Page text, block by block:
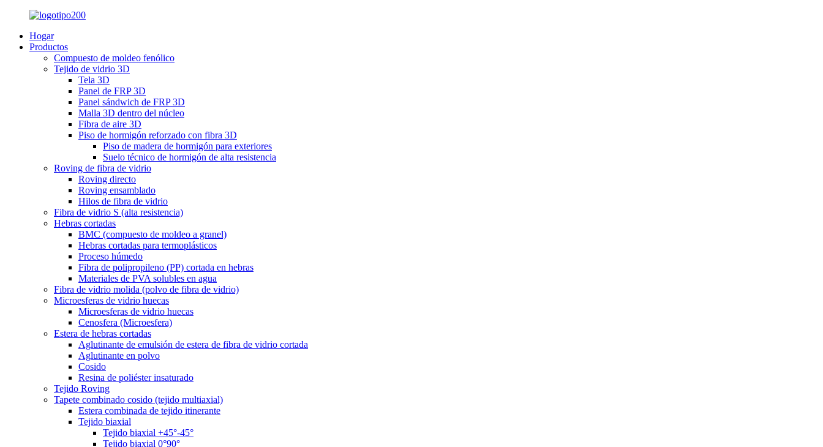
Hogar
Productos
Compuesto de moldeo fenólico
Tejido de vidrio 3D
Tela 3D
Panel de FRP 3D
Panel sándwich de FRP 3D
Malla 3D dentro del núcleo
Fibra de aire 3D
Piso de hormigón reforzado con fibra 3D
Piso de madera de hormigón para exteriores
Suelo técnico de hormigón de alta resistencia
Roving de fibra de vidrio
Roving directo
Roving ensamblado
Hilos de fibra de vidrio
Fibra de vidrio S (alta resistencia)
Hebras cortadas
BMC (compuesto de moldeo a granel)
Hebras cortadas para termoplásticos
Proceso húmedo
Fibra de polipropileno (PP) cortada en hebras
Materiales de PVA solubles en agua
Fibra de vidrio molida (polvo de fibra de vidrio)
Microesferas de vidrio huecas
Microesferas de vidrio huecas
Cenosfera (Microesfera)
Estera de hebras cortadas
Aglutinante de emulsión de estera de fibra de vidrio cortada
Aglutinante en polvo
Cosido
Resina de poliéster insaturado
Tejido Roving
Tapete combinado cosido (tejido multiaxial)
Estera combinada de tejido itinerante
Tejido biaxial
Tejido biaxial +45°-45°
Tejido biaxial 0°90°